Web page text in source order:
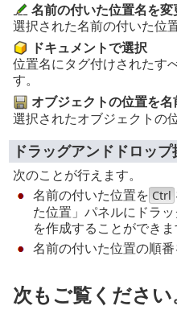
名前の付いた位置名を変
選択された名前の付いた位
ドキュメントで選択
位置名にタグ付けされたす
す。
オブジェクトの位置を
選択されたオブジェクトの
ドラッグアンドドロップ
次のことが行えます。
名前の付いた位置を Ctrl
た位置」パネルにドラ
を作成することができま
名前の付いた位置の順番
次もご覧ください